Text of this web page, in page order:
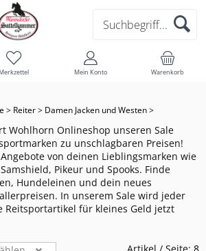
Mein Konto Warenkorb
> Reiter> Damen Jacken und Westen>
Wohlhorn Onlineshop unseren Sale
zu unschlagbaren Preisen!
von deinen Lieblingsmarken wie
Pikeur und Spooks. Finde
Hundeleinen und dein neues
In unserem Sale wird jeder
Reitsportartikel für kleines Geld jetzt
SPORTS 2026:
STARK
WOHLHORN-
2026
& ZUBEHÖR
PADS
IM ABVERKAUF
OHREN